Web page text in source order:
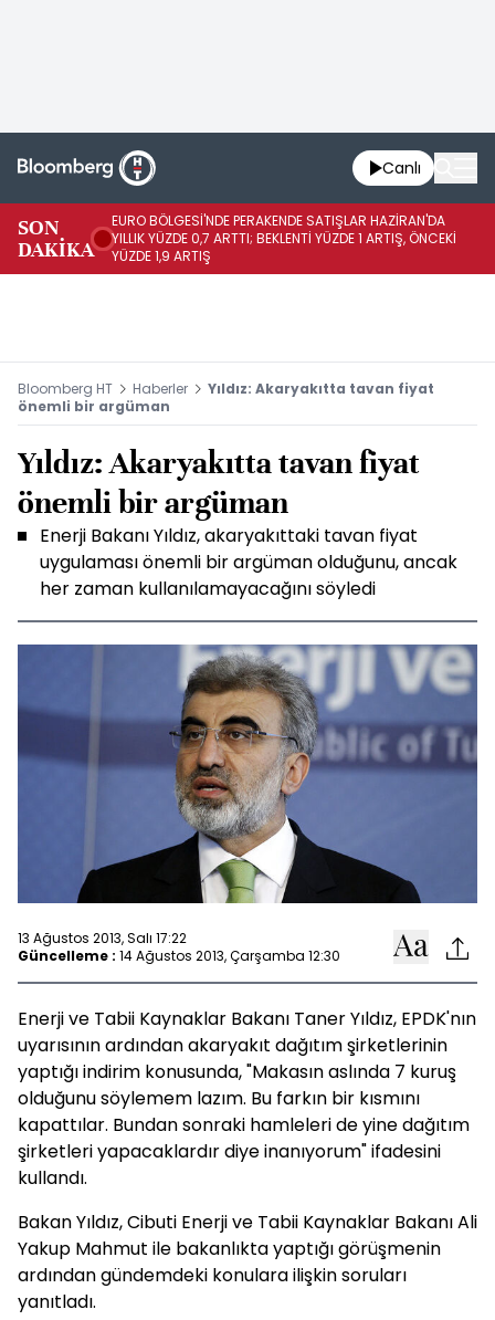
Canlı
SON
DAKİKA
EURO BÖLGESİ'NDE PERAKENDE SATIŞLAR HAZİRAN'DA
YILLIK YÜZDE 0,7 ARTTI; BEKLENTİ YÜZDE 1 ARTIŞ, ÖNCEKİ
YÜZDE 1,9 ARTIŞ
Bloomberg HT Haberler
Yıldız: Akaryakıtta tavan fiyat
önemli bir argüman
Yıldız: Akaryakıtta tavan fiyat
önemli bir argüman
Enerji Bakanı Yıldız, akaryakıttaki tavan fiyat
uygulaması önemli bir argüman olduğunu, ancak
her zaman kullanılamayacağını söyledi
13 Ağustos 2013, Salı 17:22
Güncelleme : 14 Ağustos 2013, Çarşamba 12:30
Enerji ve Tabii Kaynaklar Bakanı Taner Yıldız, EPDK'nın
uyarısının ardından akaryakıt dağıtım şirketlerinin
yaptığı indirim konusunda, "Makasın aslında 7 kuruş
olduğunu söylemem lazım. Bu farkın bir kısmını
kapattılar. Bundan sonraki hamleleri de yine dağıtım
şirketleri yapacaklardır diye inanıyorum" ifadesini
kullandı.
Bakan Yıldız, Cibuti Enerji ve Tabii Kaynaklar Bakanı Ali
Yakup Mahmut ile bakanlıkta yaptığı görüşmenin
ardından gündemdeki konulara ilişkin soruları
yanıtladı.